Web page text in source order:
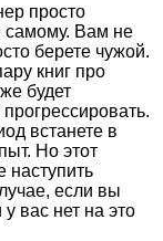
просто
самому. Вам не
берете чужой.
книг про
будет
встанете в
Но этот
наступить
если вы
у вас нет на это